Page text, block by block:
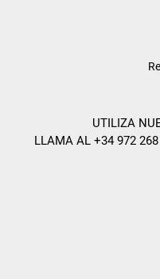
UTILIZA
LLAMA AL +34 972